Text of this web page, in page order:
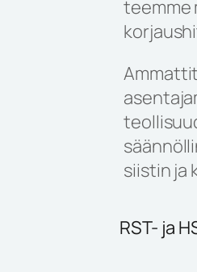
teemme
siistin ja
RST- ja